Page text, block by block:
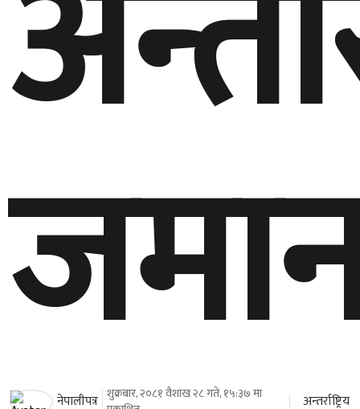
नेपालीपत्र शुक्रबार, २०८१ वैशाख २८ गते, १५:३७ मा
अन्तर्राष्ट्रिय